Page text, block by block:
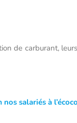
de carburant,
salariés à